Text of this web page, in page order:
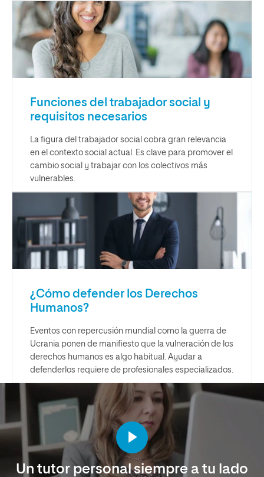
Funciones del trabajador social y
requisitos necesarios
La figura del trabajador social cobra gran relevancia
en el contexto social actual. Es clave para promover el
cambio social y trabajar con los colectivos más
vulnerables.
¿Cómo defender los Derechos
Humanos?
Eventos con repercusión mundial como la guerra de
Ucrania ponen de manifiesto que la vulneración de los
derechos humanos es algo habitual. Ayudar a
defenderlos requiere de profesionales especializados.
Un tutor personal siempre a tu lado